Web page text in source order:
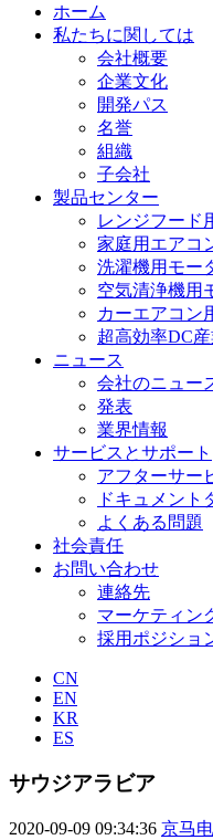
ホーム
私たちに関しては
会社概要
企業文化
開発パス
名誉
組織
子会社
製品センター
レンジフード
家庭用エアコ
洗濯機用モー
空気清浄機用
カーエアコン
超高効率DC
ニュース
会社のニュー
発表
業界情報
サービスとサポート
アフターサー
ドキュメント
よくある問題
社会責任
お問い合わせ
連絡先
マーケティン
採用ポジショ
CN
EN
KR
ES
サウジアラビア
2020-09-09 09:34:36 京马